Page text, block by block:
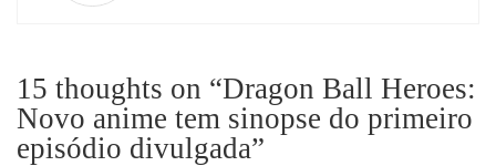
15 thoughts on “Dragon Ball Heroes:
Novo anime tem sinopse do primeiro
episódio divulgada”